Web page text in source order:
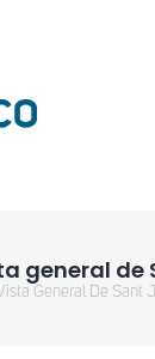
general de
General De Sant